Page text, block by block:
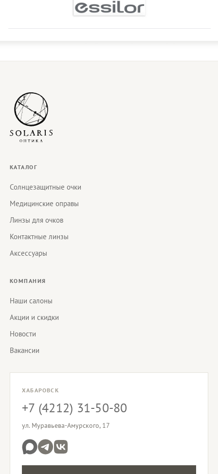
КАТАЛОГ
Солнцезащитные очки
Медицинские оправы
Линзы для очков
Контактные линзы
Аксессуары
КОМПАНИЯ
Наши салоны
Акции и скидки
Новости
Вакансии
ХАБАРОВСК
+7 (4212) 31-50-80
ул. Муравьева-Амурского, 17